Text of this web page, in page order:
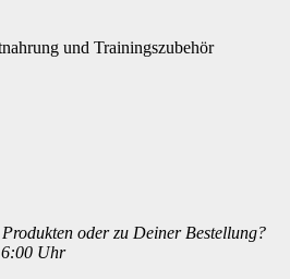
und Trainingszubehör
oder zu Deiner Bestellung?
Uhr